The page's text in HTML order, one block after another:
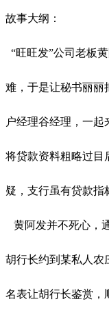
故事大纲：
“旺旺发”公司老板
难，于是让秘书丽丽
户经理谷经理，一
将贷款资料粗略过目
疑，支行虽有贷款指
黄阿发并不死心，
胡行长约到某私人农
名表让胡行长鉴赏，